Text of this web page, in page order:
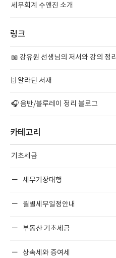
세무회계 수앤진 소개
링크
📖 강유원 선생님의 저서와 강의 정리
🗄️ 알라딘 서재
🎧 음반/블루레이 정리 블로그
카테고리
기초세금
세무기장대행
월별세무일정안내
부동산 기초세금
상속세와 증여세